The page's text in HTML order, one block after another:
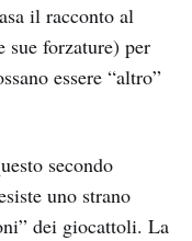
il racconto al
sue forzature) per
essere “altro”
secondo
uno strano
dei giocattoli. La